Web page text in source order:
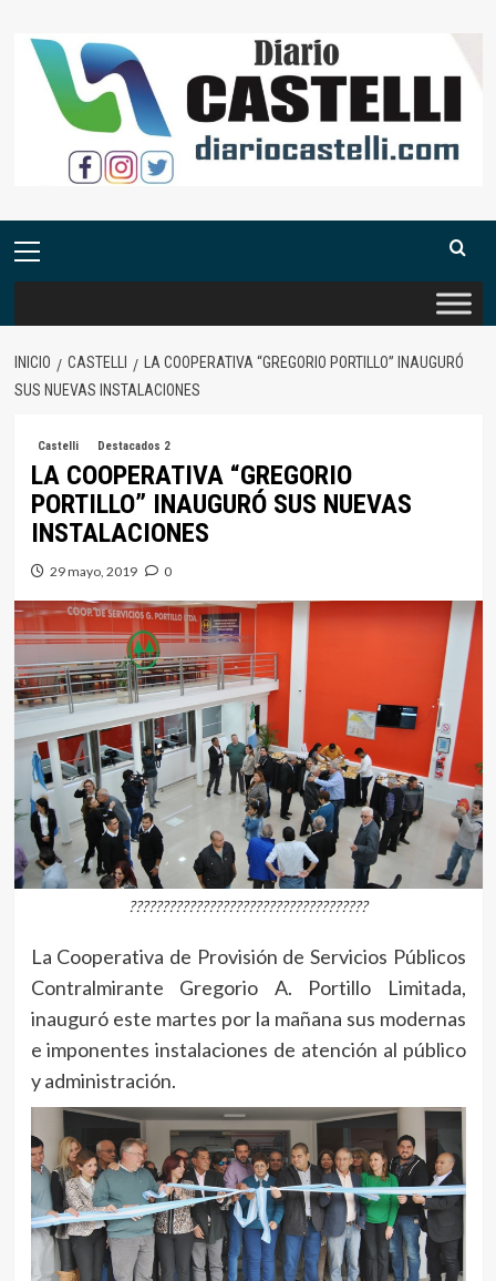
contenido
Menú
INICIO CASTELLI
LA COOPERATIVA “GREGORIO PORTILLO” INAUGURÓ
SUS NUEVAS INSTALACIONES
Castelli Destacados 2
LA COOPERATIVA “GREGORIO
PORTILLO” INAUGURÓ SUS NUEVAS
INSTALACIONES
29 mayo, 2019 0
????????????????????????????????????
La Cooperativa de Provisión de Servicios Públicos
Contralmirante Gregorio A. Portillo Limitada,
inauguró este martes por la mañana sus modernas
e imponentes instalaciones de atención al público
y administración.